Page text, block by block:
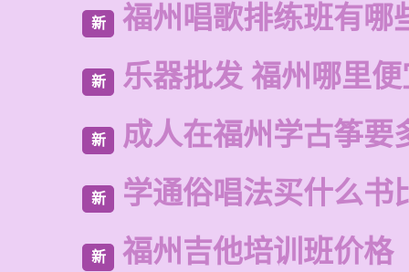
新 福州唱歌排练班有哪
新 乐器批发 福州哪里
新 成人在福州学古筝要
新 学通俗唱法买什么书
新 福州吉他培训班价格